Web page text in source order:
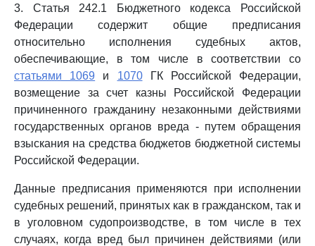
3. Статья 242.1 Бюджетного кодекса Российской
Федерации содержит общие предписания
относительно исполнения судебных актов,
обеспечивающие, в том числе в соответствии со
статьями 1069 и 1070ГК Российской Федерации,
возмещение за счет казны Российской Федерации
причиненного гражданину незаконными действиями
государственных органов вреда - путем обращения
взыскания на средства бюджетов бюджетной системы
Российской Федерации.
Данные предписания применяются при исполнении
судебных решений, принятых как в гражданском, так и
в уголовном судопроизводстве, в том числе в тех
случаях, когда вред был причинен действиями (или